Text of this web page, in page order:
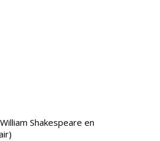
Shakespeare en